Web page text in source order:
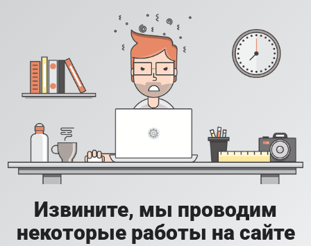
Извините, мы проводим
некоторые работы на сайте